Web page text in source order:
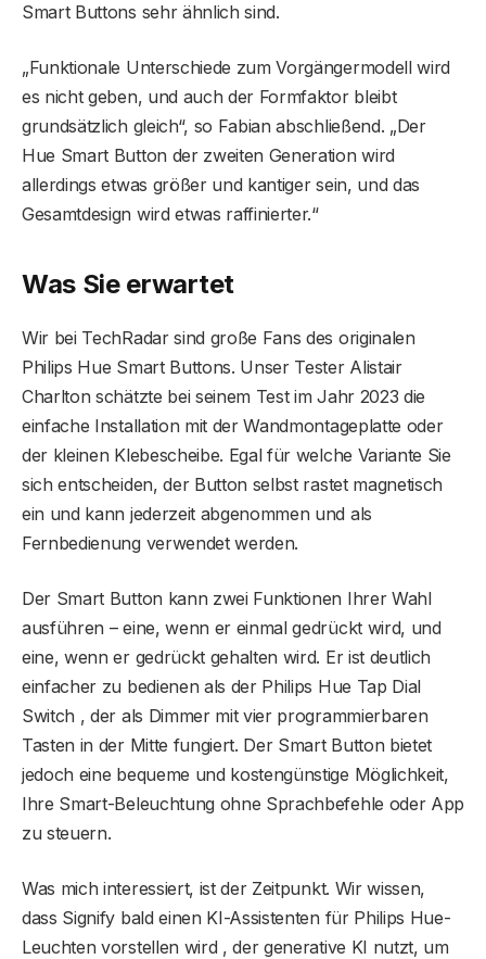
Smart Buttons sehr ähnlich sind.
„Funktionale Unterschiede zum Vorgängermodell wird
es nicht geben, und auch der Formfaktor bleibt
grundsätzlich gleich“, so Fabian abschließend. „Der
Hue Smart Button der zweiten Generation wird
allerdings etwas größer und kantiger sein, und das
Gesamtdesign wird etwas raffinierter.“
Was Sie erwartet
Wir bei TechRadar sind große Fans des originalen
Philips Hue Smart Buttons. Unser Tester Alistair
Charlton schätzte bei seinem Test im Jahr 2023 die
einfache Installation mit der Wandmontageplatte oder
der kleinen Klebescheibe. Egal für welche Variante Sie
sich entscheiden, der Button selbst rastet magnetisch
ein und kann jederzeit abgenommen und als
Fernbedienung verwendet werden.
Der Smart Button kann zwei Funktionen Ihrer Wahl
ausführen – eine, wenn er einmal gedrückt wird, und
eine, wenn er gedrückt gehalten wird. Er ist deutlich
einfacher zu bedienen als der Philips Hue Tap Dial
Switch , der als Dimmer mit vier programmierbaren
Tasten in der Mitte fungiert. Der Smart Button bietet
jedoch eine bequeme und kostengünstige Möglichkeit,
Ihre Smart-Beleuchtung ohne Sprachbefehle oder App
zu steuern.
Was mich interessiert, ist der Zeitpunkt. Wir wissen,
dass Signify bald einen KI-Assistenten für Philips Hue-
Leuchten vorstellen wird , der generative KI nutzt, um